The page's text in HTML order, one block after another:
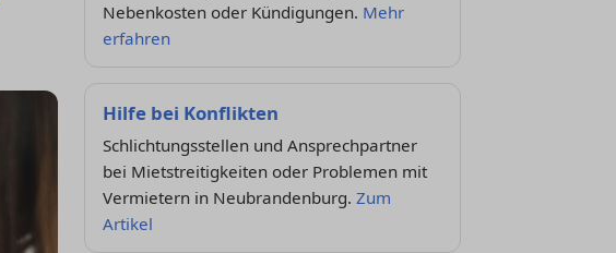
Nebenkosten oder Kündigungen. Mehr
erfahren
Hilfe bei Konflikten
Schlichtungsstellen und Ansprechpartner
bei Mietstreitigkeiten oder Problemen mit
Vermietern in Neubrandenburg. Zum
Artikel